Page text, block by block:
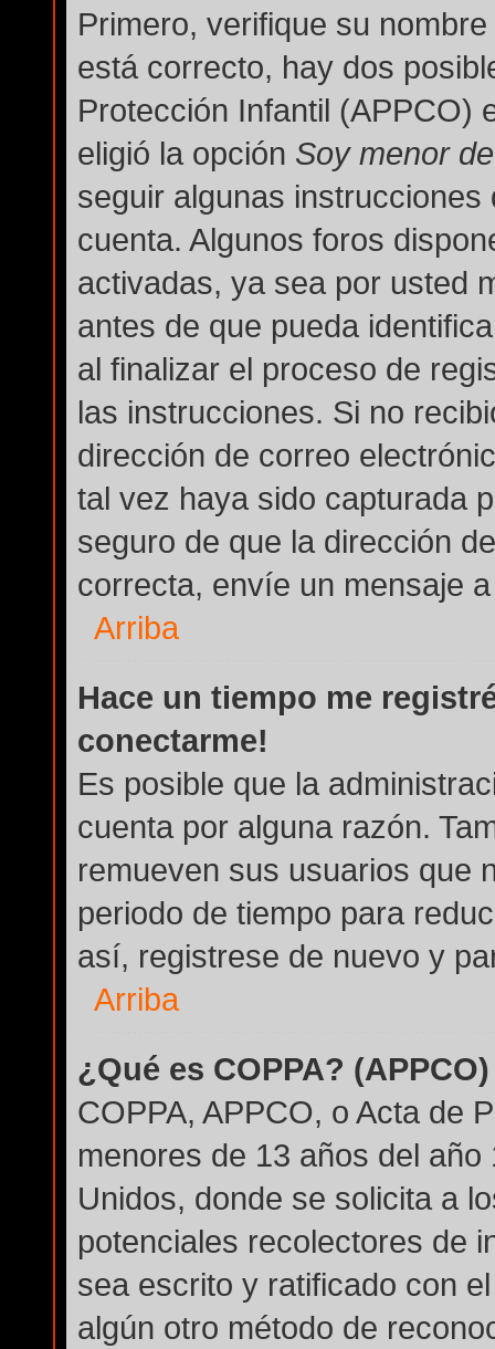
Primero, verifique su
está correcto, hay dos
Protección Infantil (APPCO)
eligió la opción Soy menor
seguir algunas
cuenta. Algunos foros
activadas, ya sea por usted
antes de que pueda
al finalizar el proceso de
las instrucciones. Si no
dirección de correo
tal vez haya sido capturada
seguro de que la dirección
correcta, envíe un mensaje
Arriba
Hace un tiempo me
conectarme!
Es posible que la
cuenta por alguna razón.
remueven sus usuarios que
periodo de tiempo para
así, registrese de nuevo y
Arriba
¿Qué es COPPA? (APPCO)
COPPA, APPCO, o Acta de
menores de 13 años del
Unidos, donde se solicita a
potenciales recolectores de
sea escrito y ratificado con
algún otro método de